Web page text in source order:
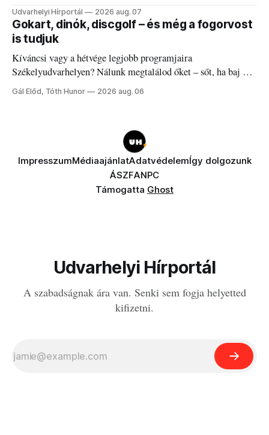
Udvarhelyi Hírportál 2026 aug. 07
Gokart, dinók, discgolf – és még a fogorvost
is tudjuk
Kíváncsi vagy a hétvége legjobb programjaira
Székelyudvarhelyen? Nálunk megtalálod őket – sőt, ha baj van
a fogaddal, a fogorvosi ügyeletet is!
Gál Előd, Tóth Hunor 2026 aug. 06
ImpresszumMédiaajánlatAdatvédelemÍgy dolgozunk
ÁSZFANPC
Támogatta Ghost
Udvarhelyi Hírportál
A szabadságnak ára van. Senki sem fogja helyetted
kifizetni.